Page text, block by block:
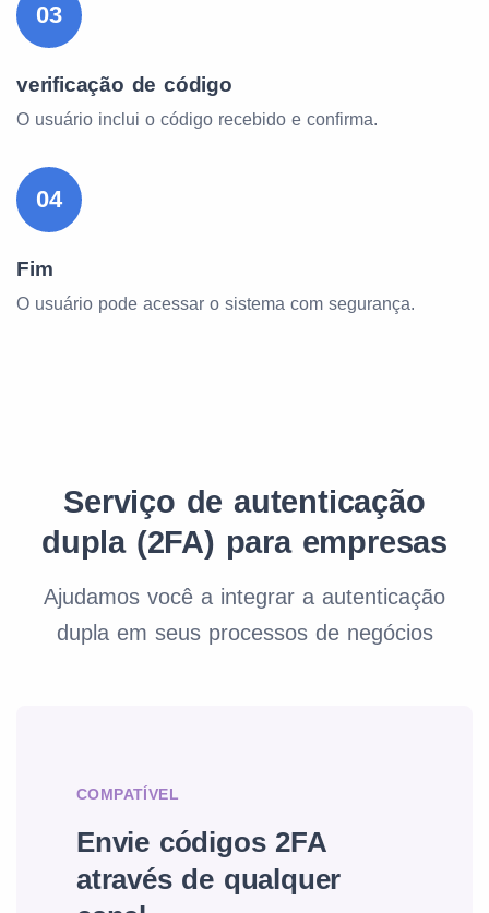
03
verificação de código
O usuário inclui o código recebido e confirma.
04
Fim
O usuário pode acessar o sistema com segurança.
Serviço de autenticação
dupla (2FA) para empresas
Ajudamos você a integrar a autenticação
dupla em seus processos de negócios
COMPATÍVEL
Envie códigos 2FA
através de qualquer